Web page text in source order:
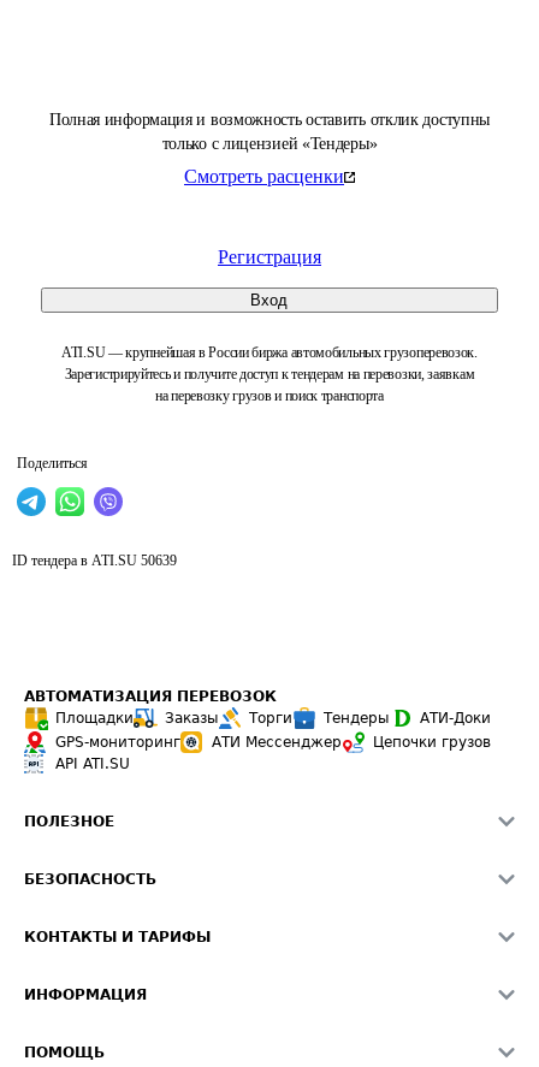
Полная информация и возможность оставить отклик доступны
только с лицензией «Тендеры»
Смотреть расценки
Регистрация
Вход
ATI.SU — крупнейшая в России биржа автомобильных грузоперевозок.
Зарегистрируйтесь и получите доступ к тендерам на перевозки, заявкам
на перевозку грузов и поиск транспорта
Поделиться
ID тендера в ATI.SU 50639
АВТОМАТИЗАЦИЯ ПЕРЕВОЗОК
Площадки
Заказы Торги Тендеры
АТИ-Доки
GPS-мониторинг
АТИ Мессенджер
Цепочки грузов
API ATI.SU
ПОЛЕЗНОЕ
Звезды ATI.SU на вашем сайте
Средние ставки
БЕЗОПАСНОСТЬ
Светофор+
О формировании Паспорта
КОНТАКТЫ И ТАРИФЫ
Реклама на сайте
ИНФОРМАЦИЯ
ПОМОЩЬ